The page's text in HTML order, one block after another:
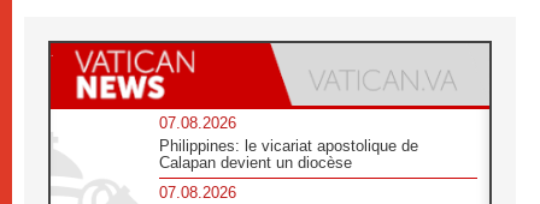
07.08.2026
Philippines: le vicariat apostolique de
Calapan devient un diocèse
07.08.2026